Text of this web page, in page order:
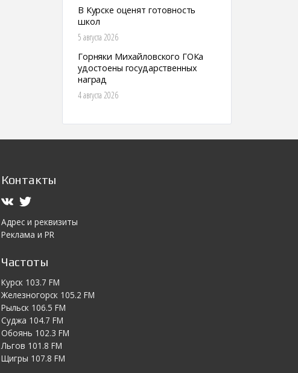
В Курске оценят готовность
школ
5 августа 2026
Горняки Михайловского ГОКа
удостоены государственных
наград
4 августа 2026
Контакты
Адрес и реквизиты
Реклама и PR
Частоты
Курск 103.7 FM
Железногорск 105.2 FM
Рыльск 106.5 FM
Суджа 104.7 FM
Обоянь 102.3 FM
Льгов 101.8 FM
Щигры 107.8 FM